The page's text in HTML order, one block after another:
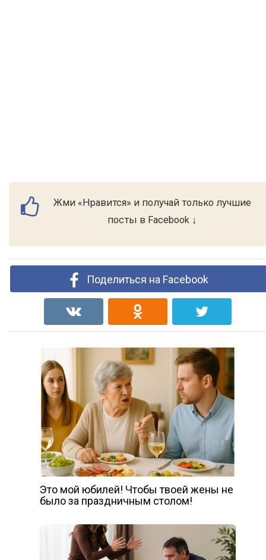
Жми «Нравится» и получай только лучшие
посты в Facebook ↓
Поделиться на Facebook
Это мой юбилей! Чтобы твоей жены не
было за праздничным столом!